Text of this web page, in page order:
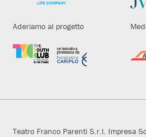
Aderiamo al progetto
Teatro Franco Parenti S.r.l. Impresa